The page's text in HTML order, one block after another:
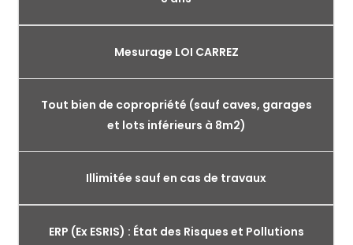
Mesurage LOI CARREZ
Tout bien de copropriété (sauf caves, garages
et lots inférieurs à 8m2)
Illimitée sauf en cas de travaux
ERP (Ex ESRIS) : État des Risques et Pollutions